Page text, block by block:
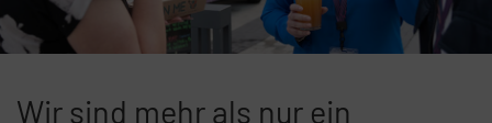
Wir sind mehr als nur ein